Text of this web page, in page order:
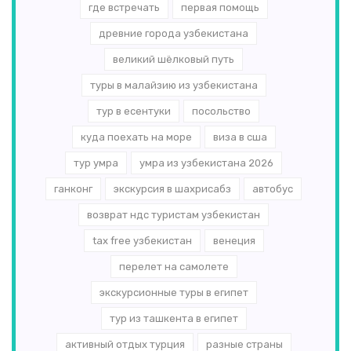
где встречать первая помощь
древние города узбекистана
великий шёлковый путь
туры в малайзию из узбекистана
тур в есентуки посольство
куда поехать на море виза в сша
тур умра умра из узбекистана 2026
ганконг экскурсия в шахрисабз автобус
возврат ндс туристам узбекистан
tax free узбекистан венеция
перелет на самолете
экскурсионные туры в египет
тур из ташкента в египет
активный отдых турция разные страны